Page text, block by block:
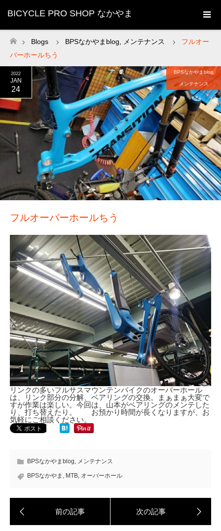
BICYCLE PRO SHOP なかやま
ホーム
Blogs BPSなかやまblog メンテナンス
フルオー
バーホールちう
2022
JAN
24
BPSなかやまblog
メンテナンス
フルオーバーホールちう
リンクの多いフルサスマウンテンバイクのオーバーホール
は、リンク部分の分解、ベアリングの交換。まぁまぁ大変で
すが作業は楽しい。今回は、山本がベアリングのメンテした
り、打ち替えたり。 お預かり時間が長くなりますが、お
気軽にご相談ください。
BPSなかやまblog, メンテナンス
BPSなかやま , MTB, オーバーホール